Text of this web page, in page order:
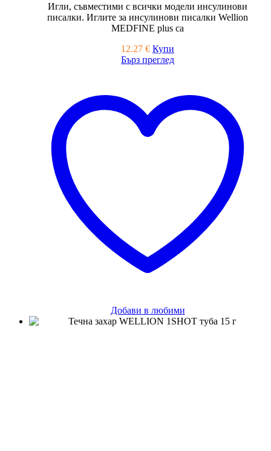
Игли, съвместими с всички модели инсулинови
писалки. Иглите за инсулинови писалки Wellion
MEDFINE plus са
12.27 € Купи
Бърз преглед
Добави в любими